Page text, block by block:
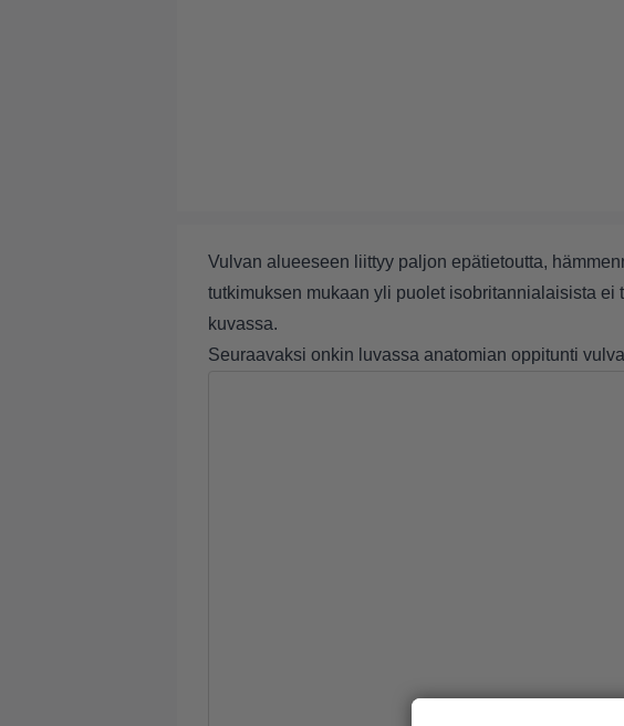
Vulvan alueeseen liittyy paljon epätietoutta,
tutkimuksen mukaan yli puolet isobritannialaisista ei
kuvassa.
Seuraavaksi onkin luvassa anatomian oppitunti